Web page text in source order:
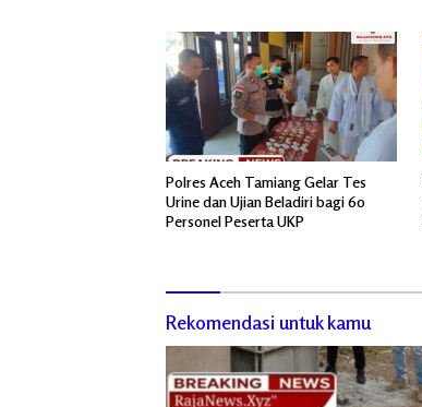
Polres Aceh Tamiang Gelar Tes
Urine dan Ujian Beladiri bagi 60
Personel Peserta UKP
Rekomendasi untuk kamu